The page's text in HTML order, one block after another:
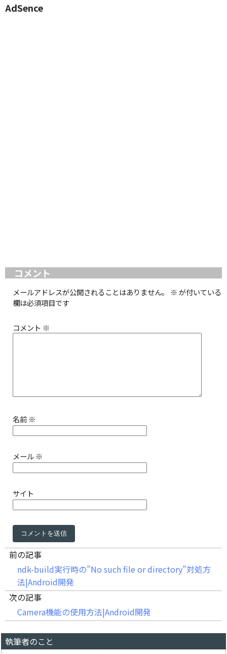
AdSence
コメント
メールアドレスが公開されることはありません。 ※が付いている
欄は必須項目です
コメント ※
名前 ※
メール ※
サイト
前の記事
ndk-build実行時の”No such file or directory”対処方
法|Android開発
次の記事
Camera機能の使用方法|Android開発
執筆者のこと